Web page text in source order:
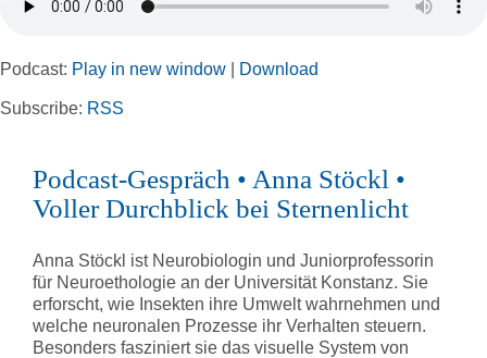
Home
Rubriken
Podcast: Play in new window Download
Subscribe: RSS
Podcast-Gespräch • Anna Stöckl •
Voller Durchblick bei Sternenlicht
Anna Stöckl ist Neurobiologin und Juniorprofessorin
für Neuroethologie an der Universität Konstanz. Sie
erforscht, wie Insekten ihre Umwelt wahrnehmen und
welche neuronalen Prozesse ihr Verhalten steuern.
Besonders fasziniert sie das visuelle System von